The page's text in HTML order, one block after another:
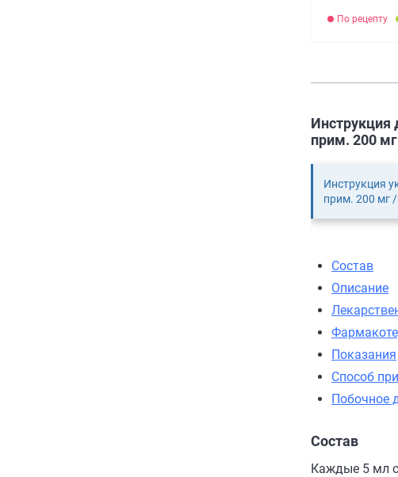
По рецепту
Инструкция
прим. 200
Инструкция
прим. 200 мг
Состав
Описание
Показания
Способ
Побочное
Состав
Каждые 5 мл